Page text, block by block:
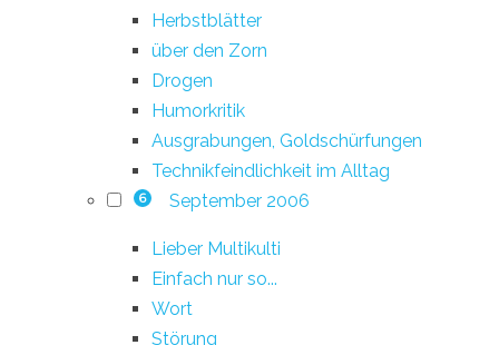
Herbstblätter
über den Zorn
Drogen
Humorkritik
Ausgrabungen, Goldschürfungen
Technikfeindlichkeit im Alltag
6 September 2006
Lieber Multikulti
Einfach nur so...
Wort
Störung